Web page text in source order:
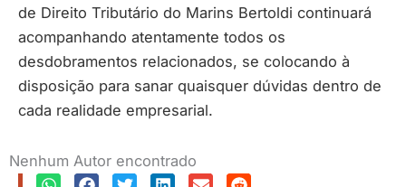
de Direito Tributário do Marins Bertoldi continuará
acompanhando atentamente todos os
desdobramentos relacionados, se colocando à
disposição para sanar quaisquer dúvidas dentro de
cada realidade empresarial.
Nenhum Autor encontrado